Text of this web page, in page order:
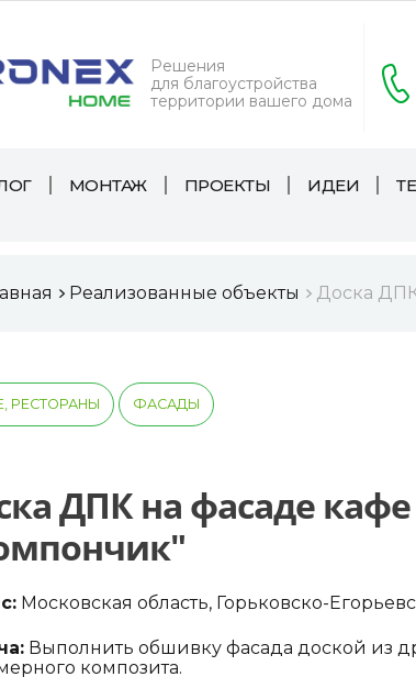
Решения
для благоустройства
территории вашего дома
МОНТАЖ ПРОЕКТЫ ИДЕИ
Реализованные объекты Доска
РЕСТОРАНЫ ФАСАДЫ
ДПК на фасаде кафе
Московская область, Горьковско-
Выполнить обшивку фасада доской из
композита.